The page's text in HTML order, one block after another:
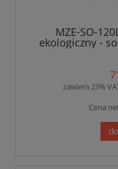
MZE-SO-
ekologiczny -
zawiera 23%
Cena